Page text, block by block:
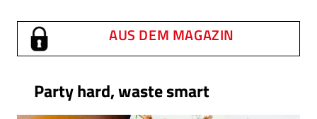
AUS DEM MAGAZIN
Party hard, waste smart